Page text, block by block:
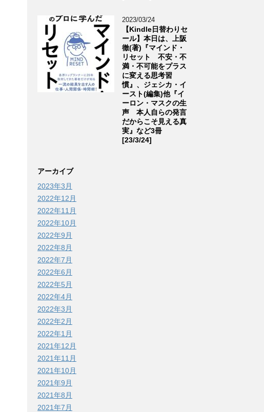
2023/03/24
【Kindle日替わりセ
ール】本日は、上阪
徹(著)『マインド・
リセット 不安・不
満・不可能をプラス
に変える思考習
慣』、ジェシカ・イ
ースト(編集)他『イ
ーロン・マスクの生
声 本人自らの発言
だからこそ見える真
実』など3冊
[23/3/24]
アーカイブ
2023年3月
2022年12月
2022年11月
2022年10月
2022年9月
2022年8月
2022年7月
2022年6月
2022年5月
2022年4月
2022年3月
2022年2月
2022年1月
2021年12月
2021年11月
2021年10月
2021年9月
2021年8月
2021年7月